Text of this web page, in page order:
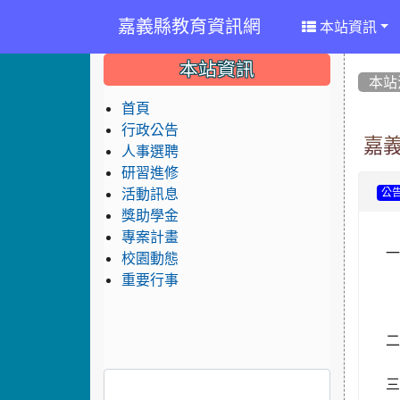
嘉義縣教育資訊網 本站資訊
本
嘉
公
::: 本站資訊
首頁
行政公告
人事選聘
研習進修
活動訊息
獎助學金
專案計畫
校園動態
重要行事